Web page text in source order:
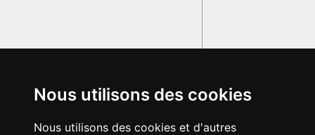
Nous utilisons des cookies
Nous utilisons des cookies et d'autres